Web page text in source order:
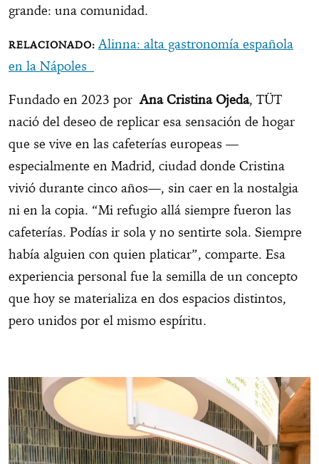
grande: una comunidad.
Alinna: alta gastronomía española
en la Nápoles
Fundado en 2023 porAna Cristina Ojeda, TÜT
nació del deseo de replicar esa sensación de hogar
que se vive en las cafeterías europeas —
especialmente en Madrid, ciudad donde Cristina
vivió durante cinco años—, sin caer en la nostalgia
ni en la copia. “Mi refugio allá siempre fueron las
cafeterías. Podías ir sola y no sentirte sola. Siempre
había alguien con quien platicar”, comparte. Esa
experiencia personal fue la semilla de un concepto
que hoy se materializa en dos espacios distintos,
pero unidos por el mismo espíritu.